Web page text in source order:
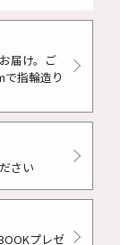
届け。 ご
指輪造り
さい
プレゼ